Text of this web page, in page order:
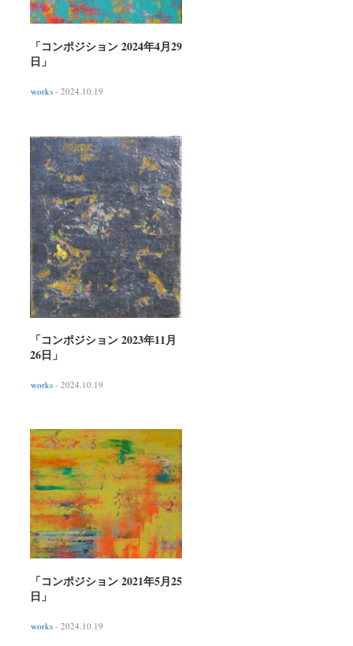
「コンポジション 2024年4月29
日」
works - 2024.10.19
「コンポジション 2023年11月
26日」
works - 2024.10.19
「コンポジション 2021年5月25
日」
works - 2024.10.19